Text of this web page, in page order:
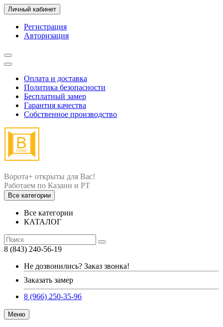
Личный кабинет
Регистрация
Авторизация
Оплата и доставка
Политика безопасности
Бесплатный замер
Гарантия качества
Собственное производство
Ворота+ открыты для Вас!
Все категории
Все категории
КАТАЛОГ
8 (843) 240-56-19
Не дозвонились? Заказ звонка!
Заказать замер
8 (966) 250-35-96
Меню